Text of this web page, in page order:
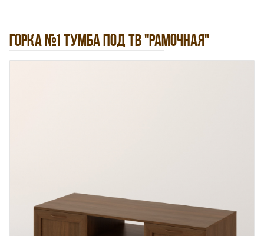
ГОРКА №1 ТУМБА ПОД ТВ "РАМОЧНАЯ"